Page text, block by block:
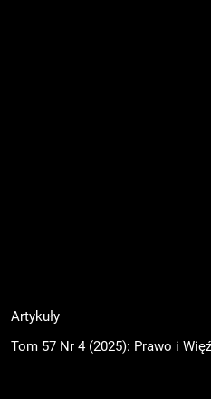
Artykuły
Tom 57 Nr 4 (2025): Prawo i